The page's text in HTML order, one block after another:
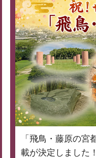
「飛鳥・藤原の宮
載が決定しました！